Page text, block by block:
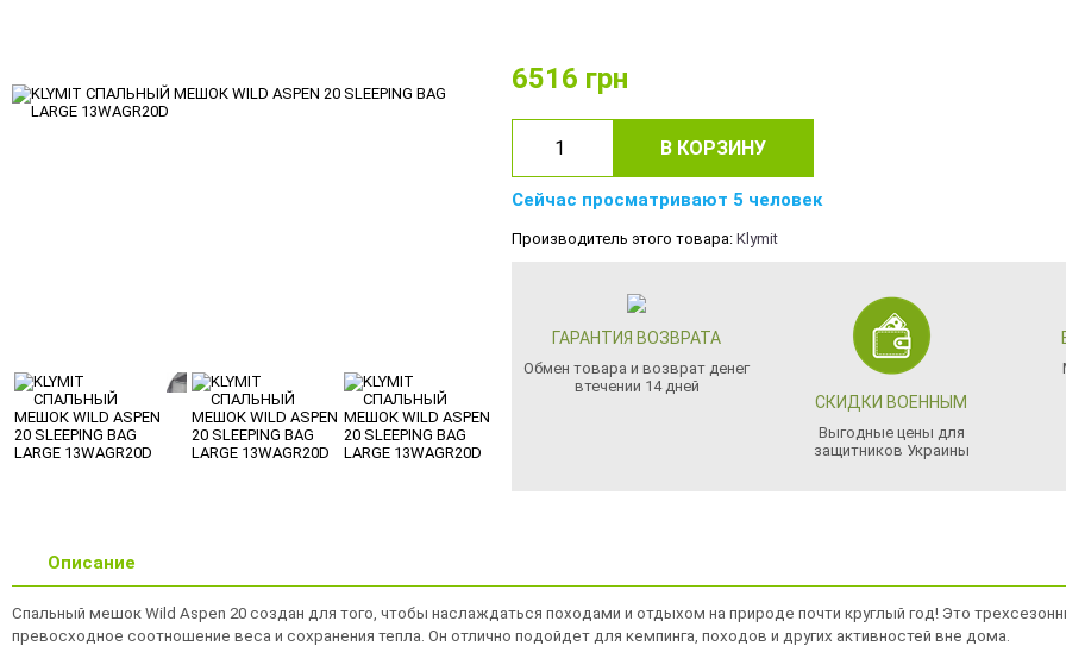
6516 грн
В КОРЗИНУ
Сейчас просматривают 5 человек
Производитель этого товара: Klymit
ГАРАНТИЯ ВОЗВРАТА
Обмен товара и возврат денег
втечении 14 дней
СКИДКИ ВОЕННЫМ
Выгодные цены для
защитников Украины
Описание
Спальный мешок Wild Aspen 20 создан для того, чтобы наслаждаться походами и отдыхом на природе почти круглый год! Это
превосходное соотношение веса и сохранения тепла. Он отлично подойдет для кемпинга, походов и других активностей вне дома.